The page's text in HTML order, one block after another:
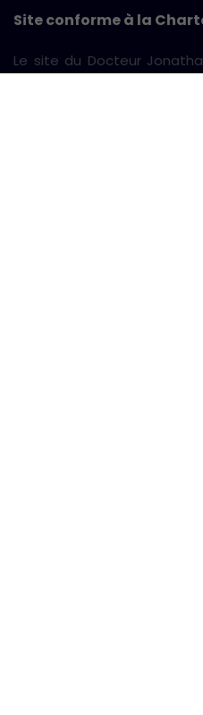
Site conforme à la
Le site du Docteur